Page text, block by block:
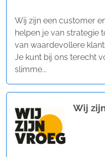
Wij zijn een customer
helpen je van strategie
van waardevollere
Je kunt bij ons terecht
slimme...
Wij